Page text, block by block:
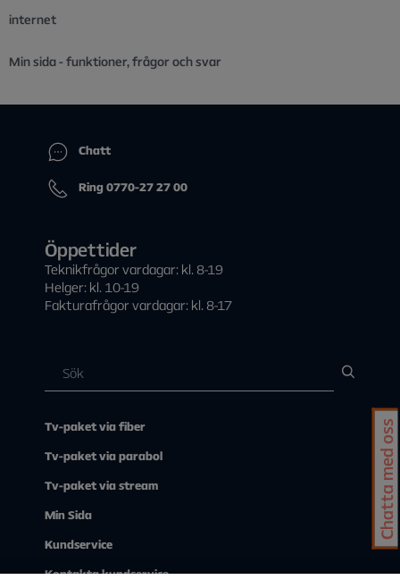
internet
Min sida - funktioner, frågor och svar
Chatt
Ring 0770-27 27 00
Öppettider
Teknikfrågor vardagar: kl. 8-19
Helger: kl. 10-19
Fakturafrågor vardagar: kl. 8-17
Tv-paket via fiber
Tv-paket via parabol
Tv-paket via stream
Min Sida
Kundservice
Kontakta kundservice
Chatta med oss